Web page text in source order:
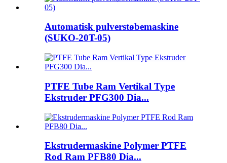
Automatisk pulverstøbemaskine
(SUKO-20T-05)
PTFE Tube Ram Vertikal Type
Ekstruder PFG300 Dia...
Ekstrudermaskine Polymer PTFE
Rod Ram PFB80 Dia...